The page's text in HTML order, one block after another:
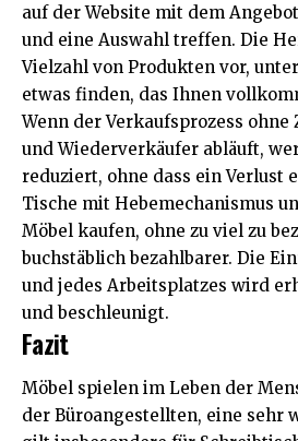
auf der Website mit dem
und eine Auswahl treffen. Die
Vielzahl von Produkten vor,
etwas finden, das Ihnen
Wenn der Verkaufsprozess
und Wiederverkäufer abläuft,
reduziert, ohne dass ein Verlust
Tische mit Hebemechanismus
Möbel kaufen, ohne zu viel zu
buchstäblich bezahlbarer. Die
und jedes Arbeitsplatzes wird
und beschleunigt.
Fazit
Möbel spielen im Leben der
der Büroangestellten, eine sehr